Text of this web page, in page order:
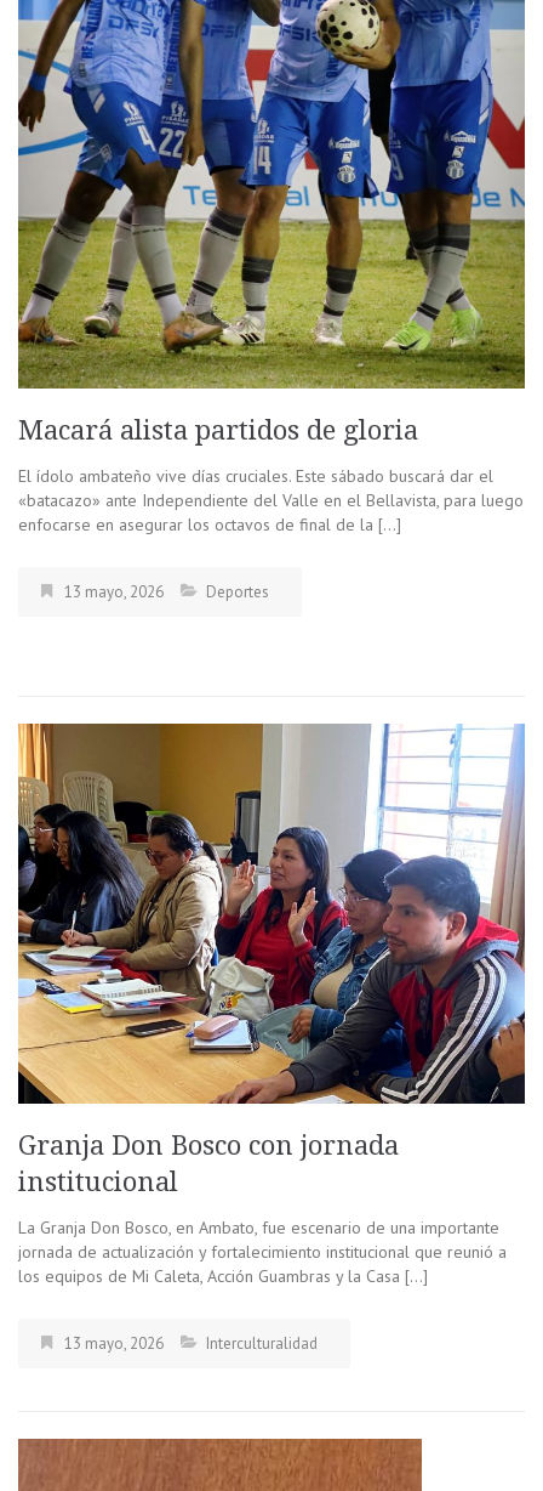
Macará alista partidos de gloria
El ídolo ambateño vive días cruciales. Este sábado buscará dar el
«batacazo» ante Independiente del Valle en el Bellavista, para luego
enfocarse en asegurar los octavos de final de la […]
13 mayo, 2026 Deportes
Granja Don Bosco con jornada
institucional
La Granja Don Bosco, en Ambato, fue escenario de una importante
jornada de actualización y fortalecimiento institucional que reunió a
los equipos de Mi Caleta, Acción Guambras y la Casa […]
13 mayo, 2026 Interculturalidad